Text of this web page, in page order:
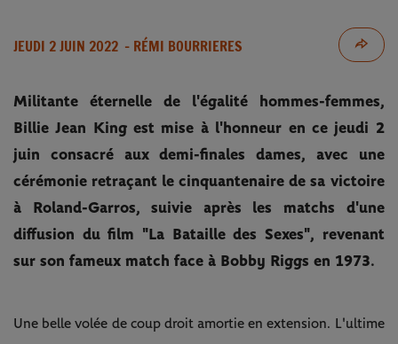
JEUDI 2 JUIN 2022 - RÉMI BOURRIERES
Militante éternelle de l'égalité hommes-femmes,
Billie Jean King est mise à l'honneur en ce jeudi 2
juin consacré aux demi-finales dames, avec une
cérémonie retraçant le cinquantenaire de sa victoire
à Roland-Garros, suivie après les matchs d'une
diffusion du film "La Bataille des Sexes", revenant
sur son fameux match face à Bobby Riggs en 1973.
Une belle volée de coup droit amortie en extension. L'ultime